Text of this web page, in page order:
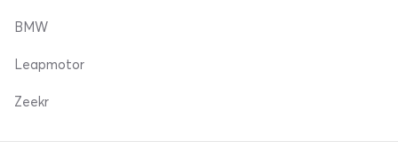
BMW
Leapmotor
Zeekr